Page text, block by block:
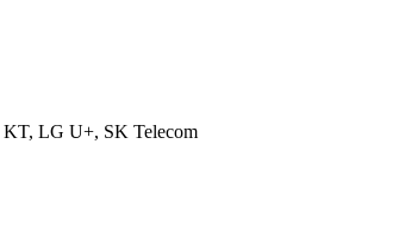
KT, LG U+, SK Telecom